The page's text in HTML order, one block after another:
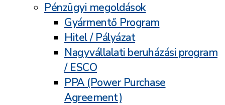
Pénzügyi megoldások
Gyármentő Program
Hitel / Pályázat
Nagyvállalati beruházási program
/ ESCO
PPA (Power Purchase
Agreement)